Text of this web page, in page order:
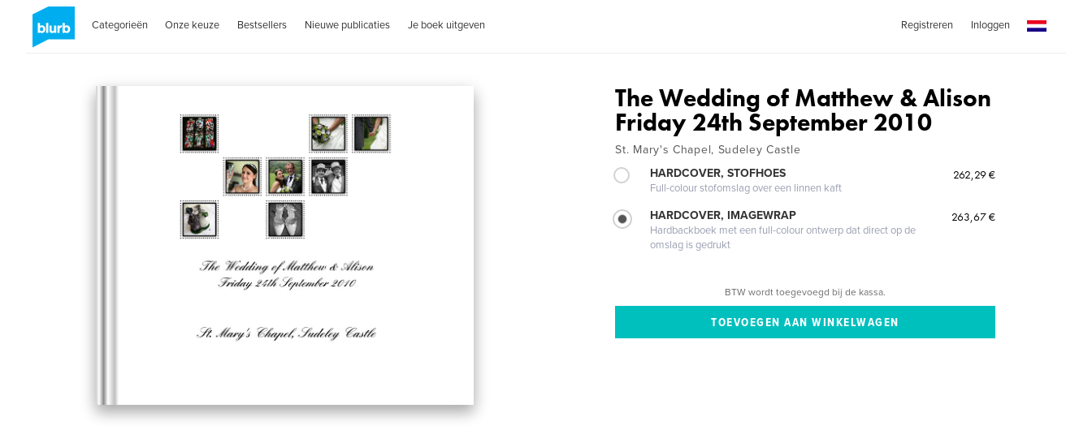
Categorieën Onze keuze Bestsellers Nieuwe publicaties Je boek uitgeven Registreren Inloggen
The Wedding of Matthew & Alison
Friday 24th September 2010
St. Mary's Chapel, Sudeley Castle
HARDCOVER, STOFHOES
Full-colour stofomslag over een linnen kaft
262,29 €
HARDCOVER, IMAGEWRAP
Hardbackboek met een full-colour ontwerp dat direct op de
omslag is gedrukt
263,67 €
BTW wordt toegevoegd bij de kassa.